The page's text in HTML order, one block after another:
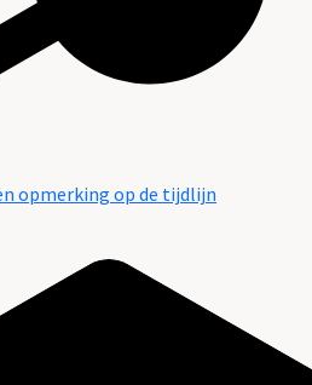
opmerking op de tijdlijn